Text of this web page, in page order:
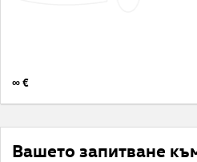
∞ €
Вашето запитване